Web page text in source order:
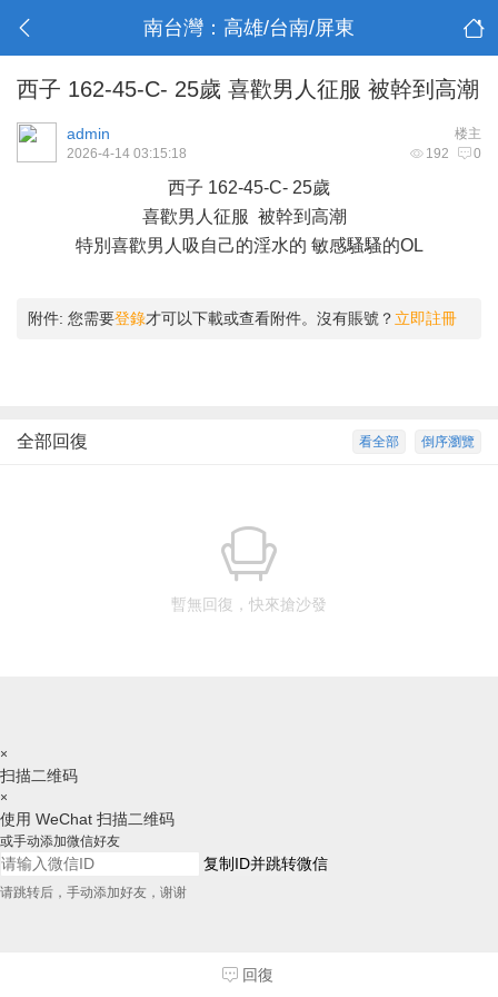
南台灣：高雄/台南/屏東
西子 162-45-C- 25歲 喜歡男人征服 被幹到高潮
楼主
admin
192 0
2026-4-14 03:15:18
西子 162-45-C- 25歲
喜歡男人征服 被幹到高潮
特別喜歡男人吸自己的淫水的 敏感騷騷的OL
附件: 您需要登錄才可以下載或查看附件。沒有賬號？ 立即註冊
倒序瀏覽
看全部
全部回復
暫無回復，快來搶沙發
回復
×
扫描二维码
×
使用 WeChat 扫描二维码
或手动添加微信好友
复制ID并跳转微信
请跳转后，手动添加好友，谢谢